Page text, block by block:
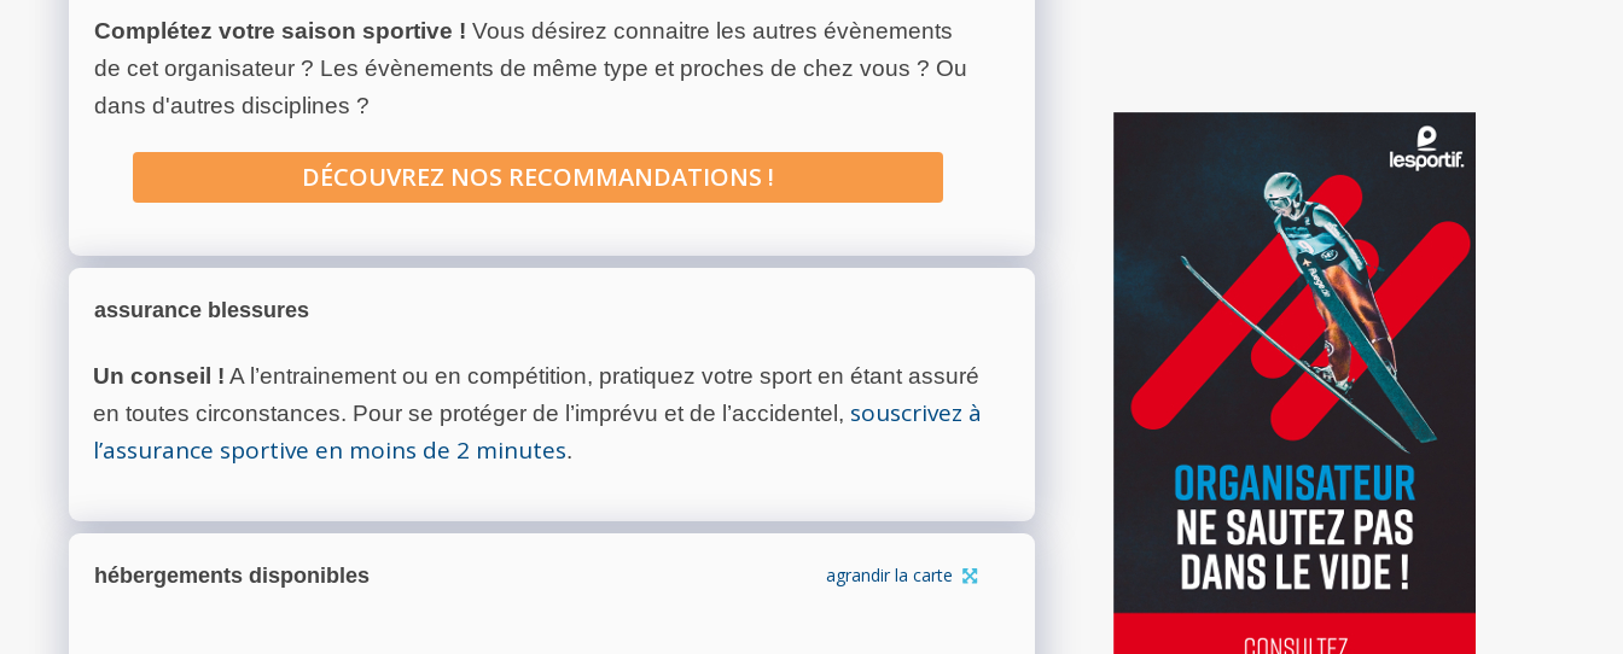
Complétez votre saison sportive ! Vous désirez connaitre les autres évènements
de cet organisateur ? Les évènements de même type et proches de chez vous ? Ou
dans d'autres disciplines ?
DÉCOUVREZ NOS RECOMMANDATIONS !
assurance blessures
Un conseil ! A l’entrainement ou en compétition, pratiquez votre sport en étant assuré
en toutes circonstances. Pour se protéger de l’imprévu et de l’accidentel, souscrivez à
l’assurance sportive en moins de 2 minutes.
hébergements disponibles agrandir la carte